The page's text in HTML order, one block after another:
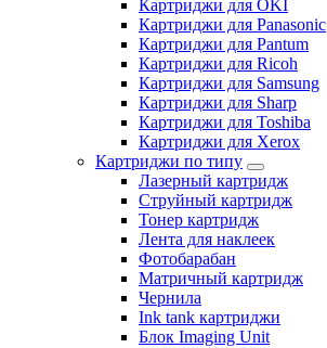
Картриджи для OKI
Картриджи для Panasonic
Картриджи для Pantum
Картриджи для Ricoh
Картриджи для Samsung
Картриджи для Sharp
Картриджи для Toshiba
Картриджи для Xerox
Картриджи по типу
Лазерный картридж
Струйный картридж
Тонер картридж
Лента для наклеек
Фотобарабан
Матричный картридж
Чернила
Ink tank картриджи
Блок Imaging Unit